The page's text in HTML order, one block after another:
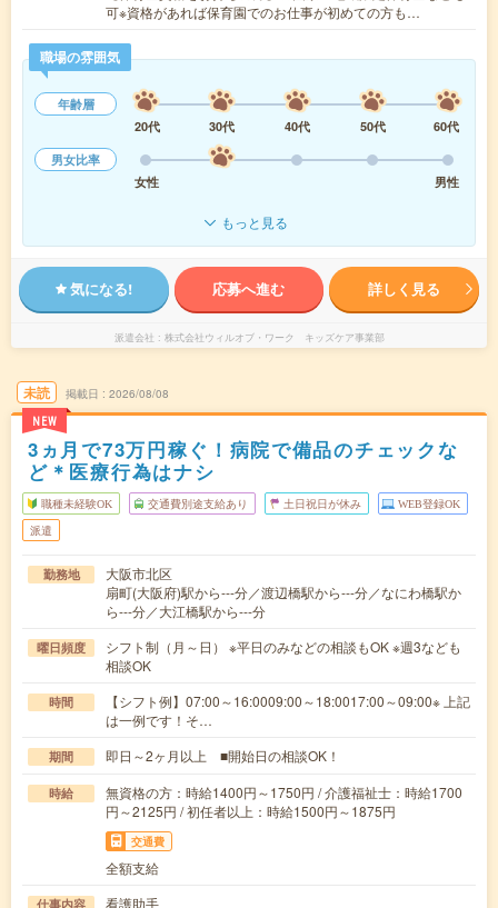
可※資格があれば保育園でのお仕事が初めての方も…
職場の雰囲気
年齢層
20代
30代 40代 50代
60代
男女比率
女性
男性
もっと見る
気になる! 応募へ進む 詳しく見る
派遣会社 株式会社ウィルオブ・ワーク キッズケア事業部
未読
NEW
掲載日 2026/08/08
3ヵ月で73万円稼ぐ！病院で備品のチェックな
ど＊医療行為はナシ
職種未経験OK 交通費別途支給あり 土日祝日が休み WEB登録OK
派遣
勤務地
大阪市北区
扇町(大阪府)駅から---分／渡辺橋駅から---分／なにわ橋駅か
ら---分／大江橋駅から---分
曜日頻度
シフト制（月～日） ※平日のみなどの相談もOK ※週3なども
相談OK
時間
【シフト例】07:00～16:0009:00～18:0017:00～09:00※ 上記
は一例です！そ…
期間 即日～2ヶ月以上 ■開始日の相談OK！
時給
無資格の方：時給1400円～1750円 / 介護福祉士：時給1700
円～2125円 / 初任者以上：時給1500円～1875円
交通費
全額支給
仕事内容 看護助手